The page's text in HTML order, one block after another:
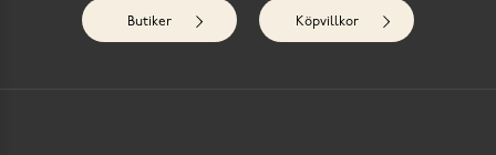
Butiker Köpvillkor